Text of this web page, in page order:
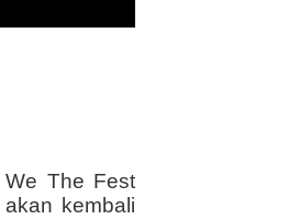
We The Fest
kembali